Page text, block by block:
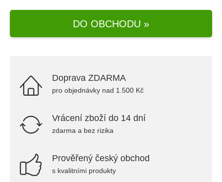
DO OBCHODU »
Doprava ZDARMA
pro objednávky nad 1.500 Kč
Vrácení zboží do 14 dní
zdarma a bez rizika
Prověřený český obchod
s kvalitními produkty